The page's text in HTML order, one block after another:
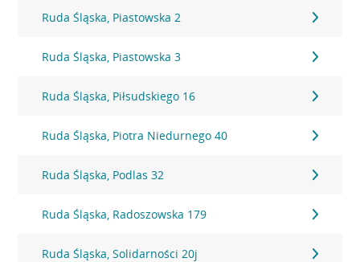
Ruda Śląska, Piastowska 2
Ruda Śląska, Piastowska 3
Ruda Śląska, Piłsudskiego 16
Ruda Śląska, Piotra Niedurnego 40
Ruda Śląska, Podlas 32
Ruda Śląska, Radoszowska 179
Ruda Śląska, Solidarności 20j